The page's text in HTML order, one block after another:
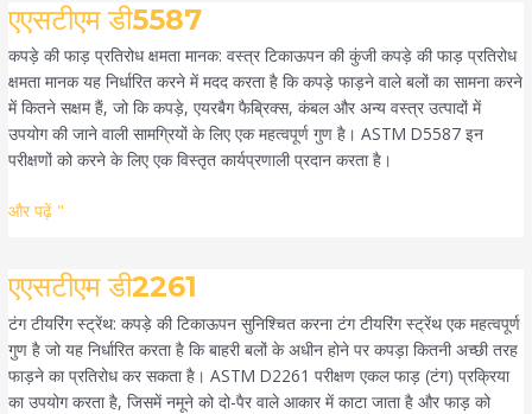
एएसटीएम डी5587
कपड़े की फाड़ प्रतिरोध क्षमता मानक: वस्त्र टिकाऊपन की कुंजी कपड़े की फाड़ प्रतिरोध
क्षमता मानक यह निर्धारित करने में मदद करता है कि कपड़े फाड़ने वाले बलों का सामना करने
में कितने सक्षम हैं, जो कि कपड़े, एयरबैग फैब्रिक्स, कंबल और अन्य वस्त्र उत्पादों में
उपयोग की जाने वाली सामग्रियों के लिए एक महत्वपूर्ण गुण है। ASTM D5587 इन
परीक्षणों को करने के लिए एक विस्तृत कार्यप्रणाली प्रदान करता है।
एएसटीएम
डी5587
और पढ़ें "
एएसटीएम डी2261
टंग टीयरिंग स्ट्रेंथ: कपड़े की टिकाऊपन सुनिश्चित करना टंग टीयरिंग स्ट्रेंथ एक महत्वपूर्ण
गुण है जो यह निर्धारित करता है कि बाहरी बलों के अधीन होने पर कपड़ा कितनी अच्छी तरह
फाड़ने का प्रतिरोध कर सकता है। ASTM D2261 परीक्षण एकल फाड़ (टंग) प्रक्रिया
का उपयोग करता है, जिसमें नमूने को दो-पैर वाले आकार में काटा जाता है और फाड़ को
एएसटीएम
डी2261